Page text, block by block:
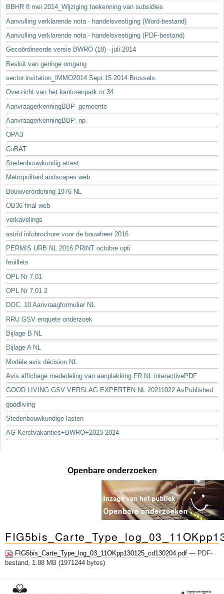
BBHR 8 mei 2014_Wijziging toekenning van subsidies
Aanvulling verklarende nota - handelsvestiging (Word-bestand)
Aanvulling verklarende nota - handelsvestiging (PDF-bestand)
Gecoördineerde versie BWRO (18) - juli 2014
Besluit van geringe omgang
sector.invitation_IMMO2014.Sept.15.2014.Brussels.
Overzicht van het kantorenpark nr 34
AanvraagerkenningBBP_gemeente
AanvraagerkenningBBP_np
OPA3
CoBAT
Stedenbouwkundig attest
MetropolitanLandscapes web
Bouwverordening 1976 NL
OB36 final web
verkavelings
astrid infobrochure voor de bouwheer 2016
PERMIS URB NL 2016 PRINT octobre opti
feuillets
OPL Nr 7.01
OPL Nr 7.01 2
DOC. 10 Aanvraagformulier NL
RRU GSV enquete onderzoek
Bijlage B NL
Bijlage A NL
Modèle avis décision NL
Avis affichage mededeling van aanplakking FR NL interactivePDF
GOOD LIVING GSV VERSLAG EXPERTEN NL 20211022 AsPublished
goodliving
Stedenbouwkundige lasten
AG Kerstvakanties+BWRO+2023 2024
Openbare onderzoeken
FIG5bis_Carte_Type_log_03_11OKpp130125_cd130204.pdf — PDF-
bestand, 1.88 MB (1971244 bytes)